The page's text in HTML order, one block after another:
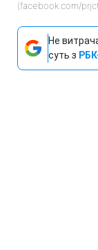
(facebook.com/
Не
суть з